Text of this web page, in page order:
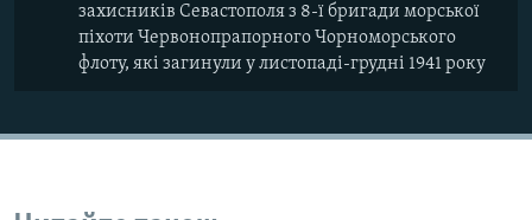
захисників Севастополя з 8-ї бригади морської
піхоти Червонопрапорного Чорноморського
флоту, які загинули у листопаді-грудні 1941 року